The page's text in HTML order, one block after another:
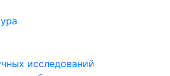
исследований